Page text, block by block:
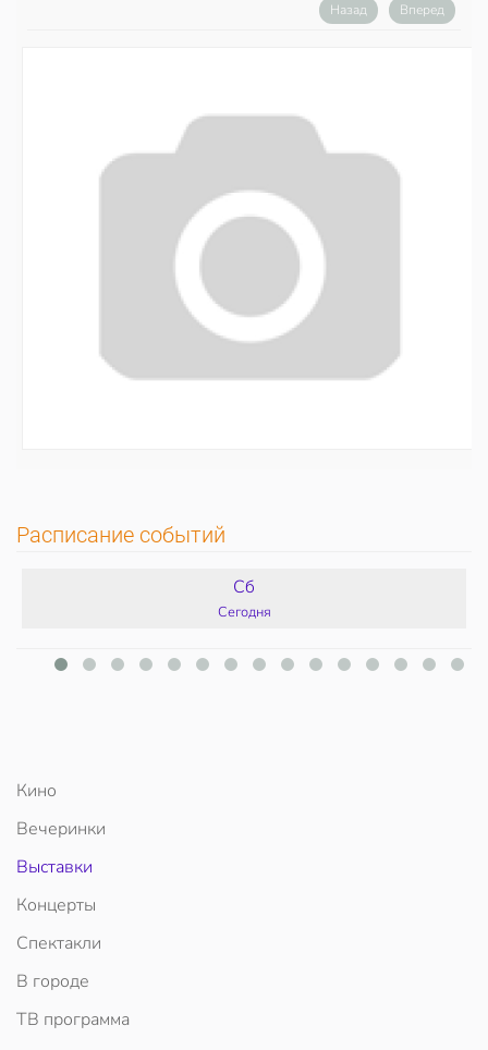
Назад Вперед
Расписание событий
Сб
Сегодня
Кино
Вечеринки
Выставки
Концерты
Спектакли
В городе
ТВ программа